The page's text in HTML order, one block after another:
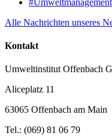
Alle Nachrichten unseres
Kontakt
Umweltinstitut Offenbach
Aliceplatz 11
63065 Offenbach am Main
Tel.: (069) 81 06 79